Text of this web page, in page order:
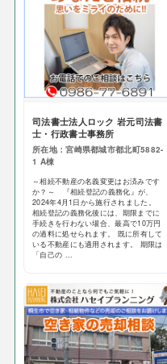
司法書士法人ロック 岩元司法書
士・行政書士事務所
所在地：宮崎県都城市都北町5882-
1 A棟
～相続不動産の名義変更はお済みです
か？～ 『相続登記の義務化』が、
2024年4月1日から施行されました。
相続登記の義務化後には、期限までに
手続きを行わない場合、最高で10万円
の過料に処せられます。 既に所有して
いる不動産にも適用されます。 期限は
「自己の ...